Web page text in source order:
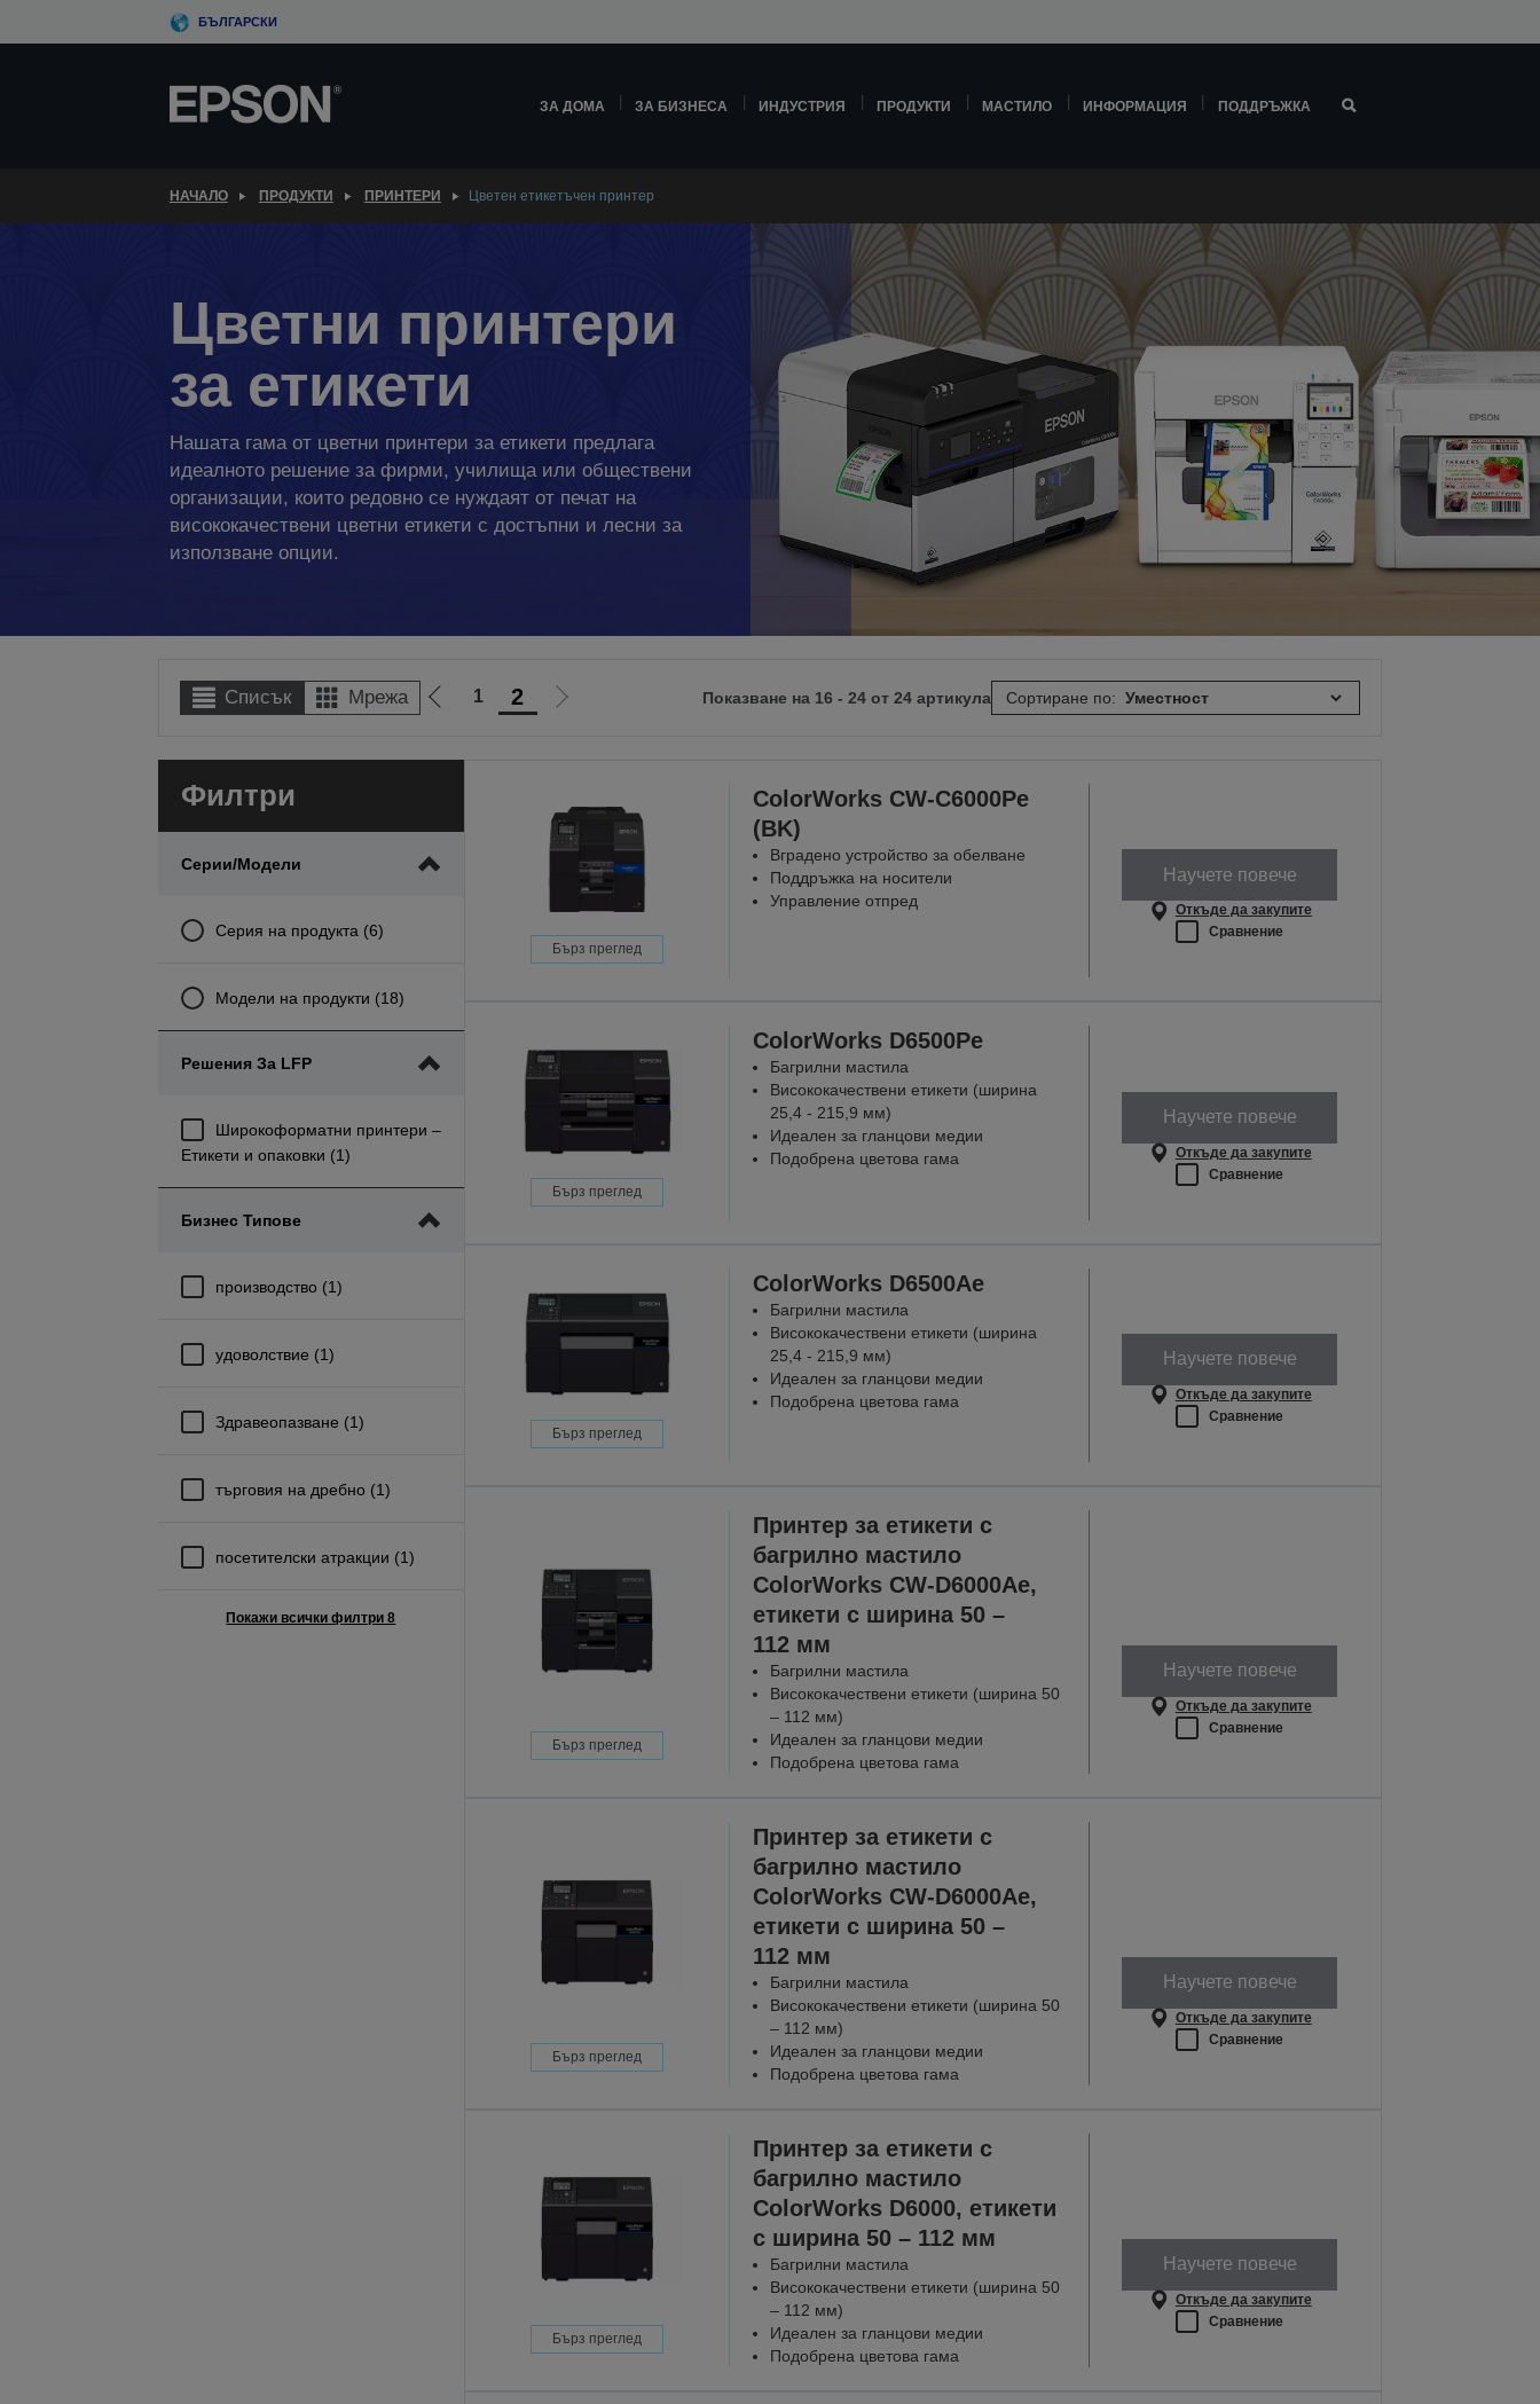
to
БЪЛГАРСКИ
ЗА ДОМА ЗА БИЗНЕСА ИНДУСТРИЯ ПРОДУКТИ МАСТИЛО ИНФОРМАЦИЯ ПОДДРЪЖКА
НАЧАЛО ПРОДУКТИ ПРИНТЕРИ Цветен етикетъчен принтер
Цветни принтери
за етикети
Нашата гама от цветни принтери за етикети предлага
идеалното решение за фирми, училища или обществени
организации, които редовно се нуждаят от печат на
висококачествени цветни етикети с достъпни и лесни за
използване опции.
Списък Мрежа
Отиди
предишната
1 2
Отиди
Показване на 16 - 24 от 24 артикула Сортиране по:
Филтри
Серии/модели
Серия на продукта (6)
Модели на продукти (18)
Решения За LFP
Широкоформатни принтери –
Етикети и опаковки (1)
Бизнес Типове
производство (1)
удоволствие (1)
Здравеопазване (1)
търговия на дребно (1)
посетителски атракции (1)
Покажи всички филтри 8
Бърз преглед
ColorWorks CW-C6000Pe
(BK)
Вградено устройство за обелване
Поддръжка на носители
Управление отпред
Научете повече
Откъде да закупите
Сравнение
Бърз преглед
ColorWorks D6500Pe
Багрилни мастила
Висококачествени етикети (ширина
25,4 - 215,9 мм)
Идеален за гланцови медии
Подобрена цветова гама
Научете повече
Откъде да закупите
Сравнение
Бърз преглед
ColorWorks D6500Ae
Багрилни мастила
Висококачествени етикети (ширина
25,4 - 215,9 мм)
Идеален за гланцови медии
Подобрена цветова гама
Научете повече
Откъде да закупите
Сравнение
Бърз преглед
Принтер за етикети с
багрилно мастило
ColorWorks CW-D6000Ae,
етикети с ширина 50 –
112 мм
Багрилни мастила
Висококачествени етикети (ширина 50
– 112 мм)
Идеален за гланцови медии
Подобрена цветова гама
Научете повече
Откъде да закупите
Сравнение
Бърз преглед
Принтер за етикети с
багрилно мастило
ColorWorks CW-D6000Ae,
етикети с ширина 50 –
112 мм
Багрилни мастила
Висококачествени етикети (ширина 50
– 112 мм)
Идеален за гланцови медии
Подобрена цветова гама
Научете повече
Откъде да закупите
Сравнение
Бърз преглед
Принтер за етикети с
багрилно мастило
ColorWorks D6000, етикети
с ширина 50 – 112 мм
Багрилни мастила
Висококачествени етикети (ширина 50
– 112 мм)
Идеален за гланцови медии
Подобрена цветова гама
Научете повече
Откъде да закупите
Сравнение